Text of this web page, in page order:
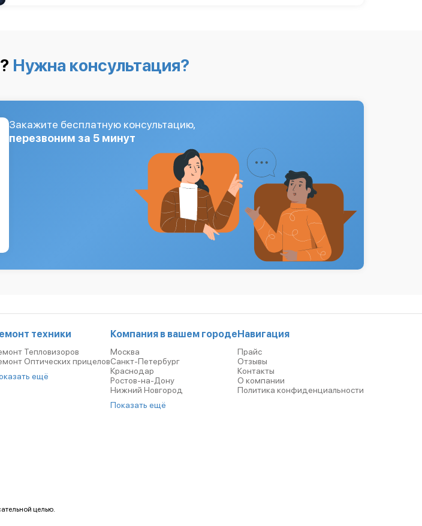
Нужна консультация?
Закажите бесплатную консультацию,
перезвоним за 5 минут
техники
Тепловизоров
Оптических прицелов
ещё
Компания в вашем городе
Москва
Санкт-Петербург
Краснодар
Ростов-на-Дону
Нижний Новгород
Показать ещё
Навигация
Прайс
Отзывы
Контакты
О компании
Политика конфиденциальности
целью.